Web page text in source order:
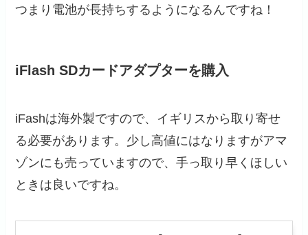
つまり電池が長持ちするようになるんですね！
iFlash SDカードアダプターを購入
iFashは海外製ですので、イギリスから取り寄せ
る必要があります。少し高値にはなりますがアマ
ゾンにも売っていますので、手っ取り早くほしい
ときは良いですね。